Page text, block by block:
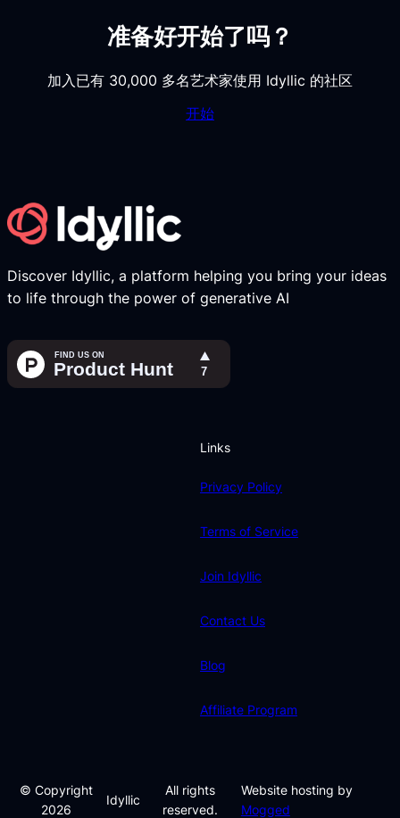
准备好开始了吗？
加入已有 30,000 多名艺术家使用 Idyllic 的社区
开始
Discover Idyllic, a platform helping you bring your ideas
to life through the power of generative AI
Links
Privacy Policy
Terms of Service
Join Idyllic
Contact Us
Blog
Affiliate Program
© Copyright
2026
Idyllic
All rights
reserved.
Website hosting by
Mogged